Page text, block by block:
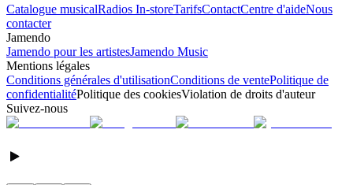
Catalogue musicalRadios In-storeTarifsContactCentre d'aideNous
contacter
Jamendo
Jamendo pour les artistesJamendo Music
Mentions légales
Conditions générales d'utilisationConditions de ventePolitique de
confidentialitéPolitique des cookiesViolation de droits d'auteur
Suivez-nous